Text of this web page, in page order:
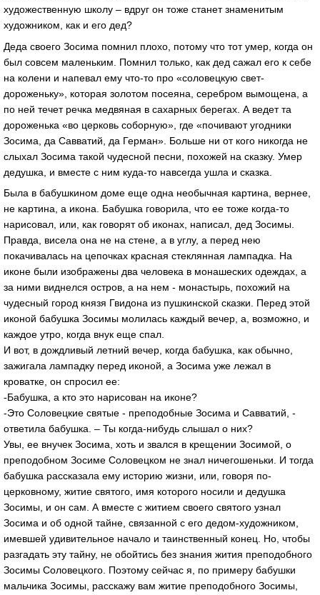
художественную школу – вдруг он тоже станет знаменитым
художником, как и его дед?
Деда своего Зосима помнил плохо, потому что тот умер, когда он
был совсем маленьким. Помнил только, как дед сажал его к себе
на колени и напевал ему что-то про «соловецкую свет-
дороженьку», которая золотом посеяна, серебром вымощена, а
по ней течет речка медвяная в сахарных берегах. А ведет та
дороженька «во церковь соборную», где «почивают угодники
Зосима, да Савватий, да Герман». Больше ни от кого никогда не
слыхал Зосима такой чудесной песни, похожей на сказку. Умер
дедушка, и вместе с ним куда-то навсегда ушла и сказка.
Была в бабушкином доме еще одна необычная картина, вернее,
не картина, а икона. Бабушка говорила, что ее тоже когда-то
нарисовал, или, как говорят об иконах, написал, дед Зосимы.
Правда, висела она не на стене, а в углу, а перед нею
покачивалась на цепочках красная стеклянная лампадка. На
иконе были изображены два человека в монашеских одеждах, а
за ними виднелся остров, а на нем - монастырь, похожий на
чудесный город князя Гвидона из пушкинской сказки. Перед этой
иконой бабушка Зосимы молилась каждый вечер, а, возможно, и
каждое утро, когда внук еще спал.
И вот, в дождливый летний вечер, когда бабушка, как обычно,
зажигала лампадку перед иконой, а Зосима уже лежал в
кроватке, он спросил ее:
-Бабушка, а кто это нарисован на иконе?
-Это Соловецкие святые - преподобные Зосима и Савватий, -
ответила бабушка. – Ты когда-нибудь слышал о них?
Увы, ее внучек Зосима, хоть и звался в крещении Зосимой, о
преподобном Зосиме Соловецком не знал ничегошеньки. И тогда
бабушка рассказала ему историю жизни, или, говоря по-
церковному, житие святого, имя которого носили и дедушка
Зосимы, и он сам. А вместе с житием своего святого узнал
Зосима и об одной тайне, связанной с его дедом-художником,
имевшей удивительное начало и таинственный конец. Но, чтобы
разгадать эту тайну, не обойтись без знания жития преподобного
Зосимы Соловецкого. Поэтому сейчас я, по примеру бабушки
мальчика Зосимы, расскажу вам житие преподобного Зосимы,